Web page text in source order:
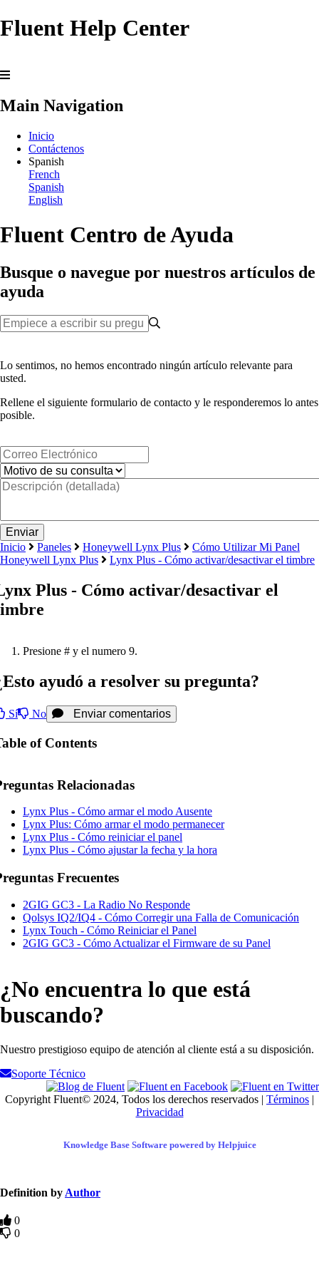
Fluent Help Center
Main Navigation
Inicio
Contáctenos
Spanish
French
Spanish
English
Fluent Centro de Ayuda
Busque o navegue por nuestros artículos de
ayuda
Lo sentimos, no hemos encontrado ningún artículo relevante para
usted.
Rellene el siguiente formulario de contacto y le responderemos lo antes
posible.
Inicio Paneles Honeywell Lynx Plus
Cómo Utilizar Mi Panel
Honeywell Lynx Plus
Lynx Plus - Cómo activar/desactivar el timbre
Plus - Cómo activar/desactivar el
Presione # y el numero 9.
ayudó a resolver su pregunta?
Sí No Enviar comentarios
of Contents
Relacionadas
Lynx Plus - Cómo armar el modo Ausente
Lynx Plus: Cómo armar el modo permanecer
Lynx Plus - Cómo reiniciar el panel
Lynx Plus - Cómo ajustar la fecha y la hora
Frecuentes
2GIG GC3 - La Radio No Responde
Qolsys IQ2/IQ4 - Cómo Corregir una Falla de Comunicación
Lynx Touch - Cómo Reiniciar el Panel
2GIG GC3 - Cómo Actualizar el Firmware de su Panel
¿No encuentra lo que está
buscando?
Nuestro prestigioso equipo de atención al cliente está a su disposición.
Soporte Técnico
Copyright Fluent© 2024, Todos los derechos reservados | Términos |
Privacidad
Knowledge Base Software powered by Helpjuice
Definition by Author
0
0